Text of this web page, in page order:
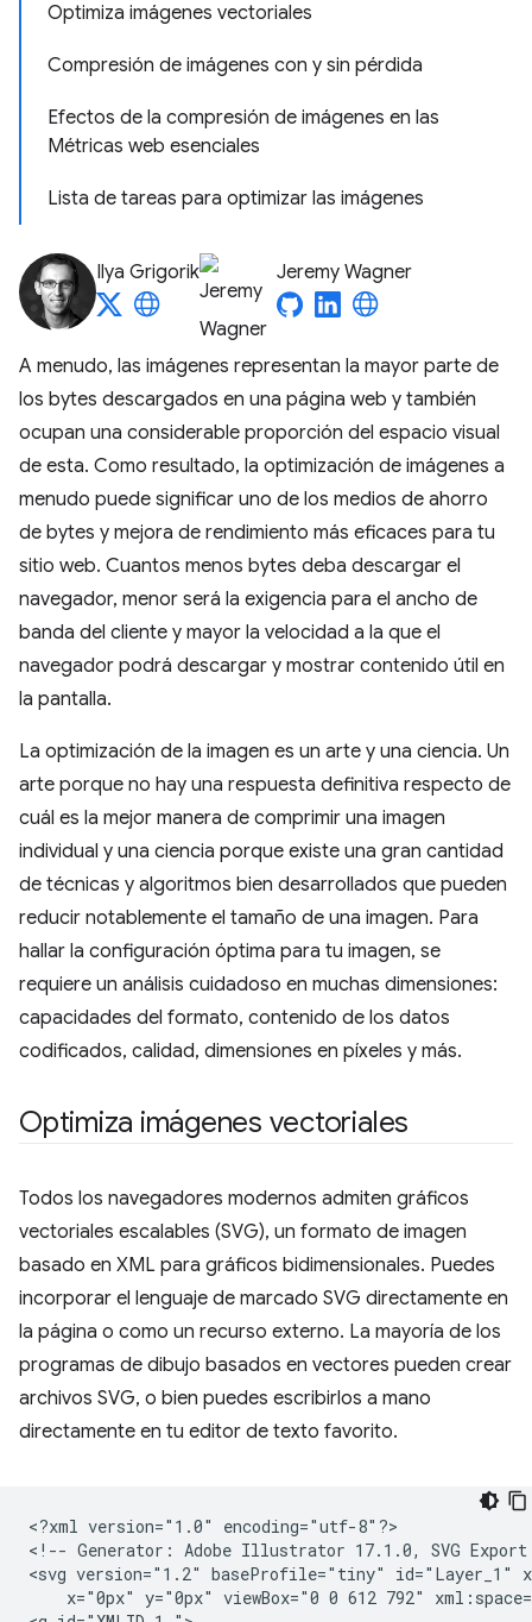
Optimiza imágenes vectoriales
Compresión de imágenes con y sin pérdida
Efectos de la compresión de imágenes en las
Métricas web esenciales
Lista de tareas para optimizar las imágenes
Ilya Grigorik Jeremy Wagner
A menudo, las imágenes representan la mayor parte de
los bytes descargados en una página web y también
ocupan una considerable proporción del espacio visual
de esta. Como resultado, la optimización de imágenes a
menudo puede significar uno de los medios de ahorro
de bytes y mejora de rendimiento más eficaces para tu
sitio web. Cuantos menos bytes deba descargar el
navegador, menor será la exigencia para el ancho de
banda del cliente y mayor la velocidad a la que el
navegador podrá descargar y mostrar contenido útil en
la pantalla.
La optimización de la imagen es un arte y una ciencia. Un
arte porque no hay una respuesta definitiva respecto de
cuál es la mejor manera de comprimir una imagen
individual y una ciencia porque existe una gran cantidad
de técnicas y algoritmos bien desarrollados que pueden
reducir notablemente el tamaño de una imagen. Para
hallar la configuración óptima para tu imagen, se
requiere un análisis cuidadoso en muchas dimensiones:
capacidades del formato, contenido de los datos
codificados, calidad, dimensiones en píxeles y más.
Optimiza imágenes vectoriales
Todos los navegadores modernos admiten gráficos
vectoriales escalables (SVG), un formato de imagen
basado en XML para gráficos bidimensionales. Puedes
incorporar el lenguaje de marcado SVG directamente en
la página o como un recurso externo. La mayoría de los
programas de dibujo basados en vectores pueden crear
archivos SVG, o bien puedes escribirlos a mano
directamente en tu editor de texto favorito.
<?xml version="1.0"
encoding="utf-8"?>
<!-- Generator: Adobe Illustrator 17.1.0, SVG Export
<svg version="1.2" baseProfile="tiny" id="Layer_1"
x="0px" y="0px" viewBox="0 0 612 792"